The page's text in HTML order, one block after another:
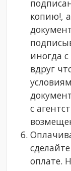
копию!,
иногда
вдруг
с
оплате.